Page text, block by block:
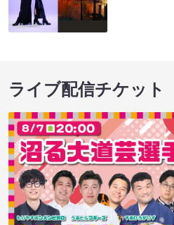
ライブ配信チケット